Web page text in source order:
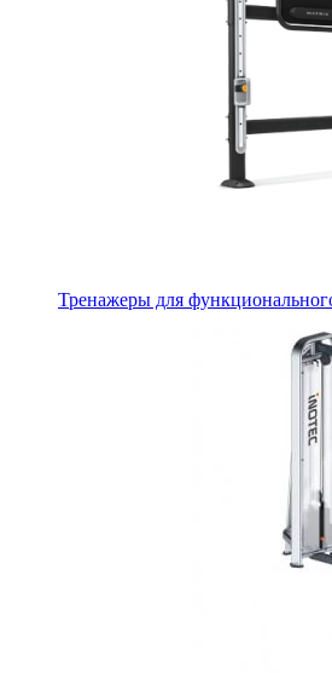
Тренажеры для